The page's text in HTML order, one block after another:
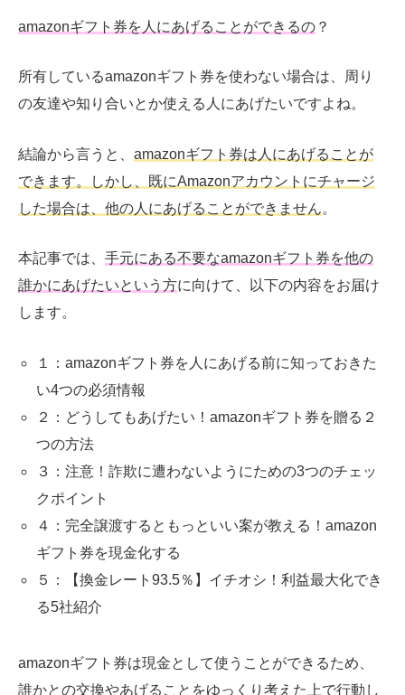
amazonギフト券を人にあげることができるの ？
所有しているamazonギフト券を使わない場合は、周り
の友達や知り合いとか使える人にあげたいですよね。
結論から言うと、 amazonギフト券は人にあげることが
できます。しかし、既にAmazonアカウントにチャージ
した場合は、他の人にあげることができません。
本記事では、 手元にある不要なamazonギフト券を他の
誰かにあげたいという方に向けて、以下の内容をお届け
します。
１：amazonギフト券を人にあげる前に知っておきた
い4つの必須情報
２：どうしてもあげたい！amazonギフト券を贈る２
つの方法
３：注意！詐欺に遭わないようにための3つのチェッ
クポイント
４：完全譲渡するともっといい案が教える！amazon
ギフト券を現金化する
５：【換金レート93.5％】イチオシ！利益最大化でき
る5社紹介
amazonギフト券は現金として使うことができるため、
誰かとの交換やあげることをゆっくり考えた上で行動し